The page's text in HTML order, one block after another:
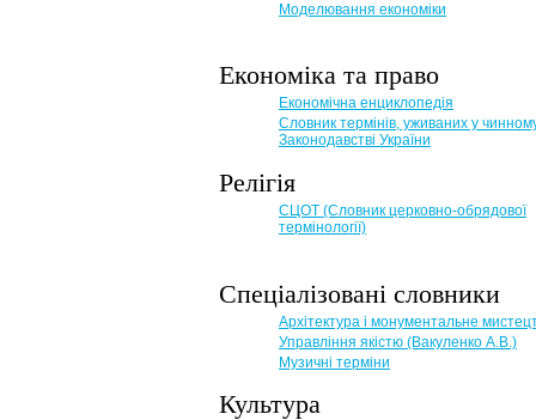
Моделювання економіки
Економіка та право
Eкономічна енциклопедія
Словник термінів, уживаних у
Законодавстві України
Релігія
СЦОТ (Словник церковно-обрядової
термінології)
Спеціалізовані словники
Архітектура і монументальне
Управління якістю (Вакуленко А.В.)
Музичні терміни
Культура